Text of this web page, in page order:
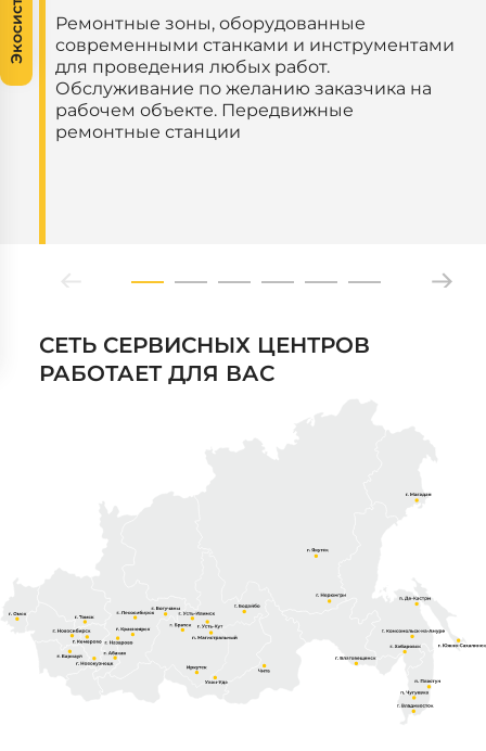
Ремонтные зоны, оборудованные
современными станками и инструментами
для проведения любых работ.
Обслуживание по желанию заказчика на
рабочем объекте. Передвижные
ремонтные станции
СЕТЬ СЕРВИСНЫХ ЦЕНТРОВ
РАБОТАЕТ ДЛЯ ВАС